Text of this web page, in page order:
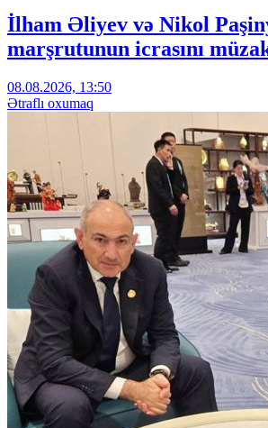
İlham Əliyev və Nikol
marşrutunun icrasını
08.08.2026, 13:50
Ətraflı oxumaq